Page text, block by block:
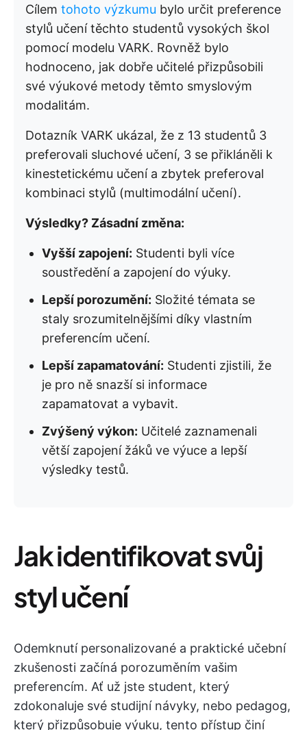
Cílem tohoto výzkumu bylo určit preference
stylů učení těchto studentů vysokých škol
pomocí modelu VARK. Rovněž bylo
hodnoceno, jak dobře učitelé přizpůsobili
své výukové metody těmto smyslovým
modalitám.
Dotazník VARK ukázal, že z 13 studentů 3
preferovali sluchové učení, 3 se přikláněli k
kinestetickému učení a zbytek preferoval
kombinaci stylů (multimodální učení).
Výsledky? Zásadní změna:
Vyšší zapojení: Studenti byli více
soustředění a zapojení do výuky.
Lepší porozumění: Složité témata se
staly srozumitelnějšími díky vlastním
preferencím učení.
Lepší zapamatování: Studenti zjistili, že
je pro ně snazší si informace
zapamatovat a vybavit.
Zvýšený výkon: Učitelé zaznamenali
větší zapojení žáků ve výuce a lepší
výsledky testů.
Jak identifikovat svůj
styl učení
Odemknutí personalizované a praktické učební
zkušenosti začíná porozuměním vašim
preferencím. Ať už jste student, který
zdokonaluje své studijní návyky, nebo pedagog,
který přizpůsobuje výuku, tento přístup činí